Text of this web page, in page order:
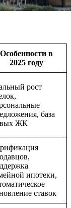
Особенности в
2025 году
рост
база
ЖК
ипотеки,
ставок